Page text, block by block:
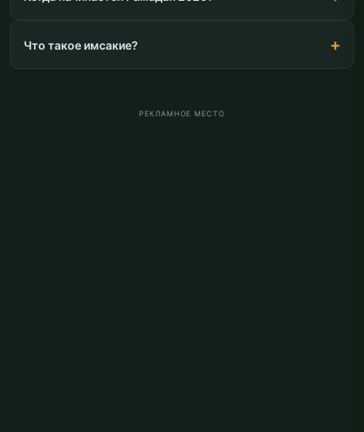
Что такое имсакие?
РЕКЛАМНОЕ МЕСТО